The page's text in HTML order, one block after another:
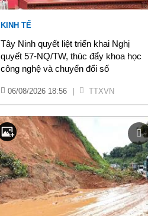
KINH TẾ
Tây Ninh quyết liệt triển khai Nghị
quyết 57-NQ/TW, thúc đẩy khoa học
công nghệ và chuyển đổi số
06/08/2026 18:56 TTXVN